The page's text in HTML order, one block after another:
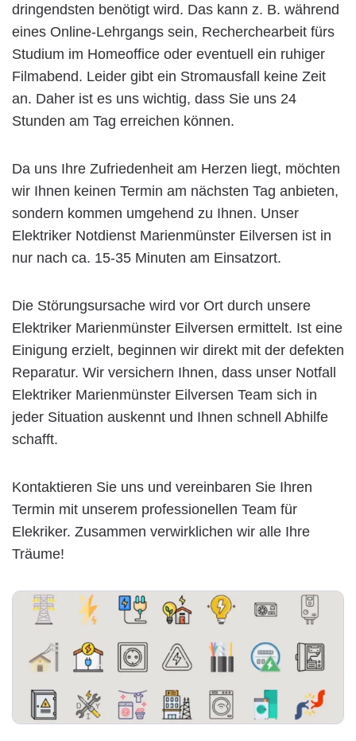
dringendsten benötigt wird. Das kann z. B. während
eines Online-Lehrgangs sein, Recherchearbeit fürs
Studium im Homeoffice oder eventuell ein ruhiger
Filmabend. Leider gibt ein Stromausfall keine Zeit
an. Daher ist es uns wichtig, dass Sie uns 24
Stunden am Tag erreichen können.
Da uns Ihre Zufriedenheit am Herzen liegt, möchten
wir Ihnen keinen Termin am nächsten Tag anbieten,
sondern kommen umgehend zu Ihnen. Unser
Elektriker Notdienst Marienmünster Eilversen ist in
nur nach ca. 15-35 Minuten am Einsatzort.
Die Störungsursache wird vor Ort durch unsere
Elektriker Marienmünster Eilversen ermittelt. Ist eine
Einigung erzielt, beginnen wir direkt mit der defekten
Reparatur. Wir versichern Ihnen, dass unser Notfall
Elektriker Marienmünster Eilversen Team sich in
jeder Situation auskennt und Ihnen schnell Abhilfe
schafft.
Kontaktieren Sie uns und vereinbaren Sie Ihren
Termin mit unserem professionellen Team für
Elekriker. Zusammen verwirklichen wir alle Ihre
Träume!